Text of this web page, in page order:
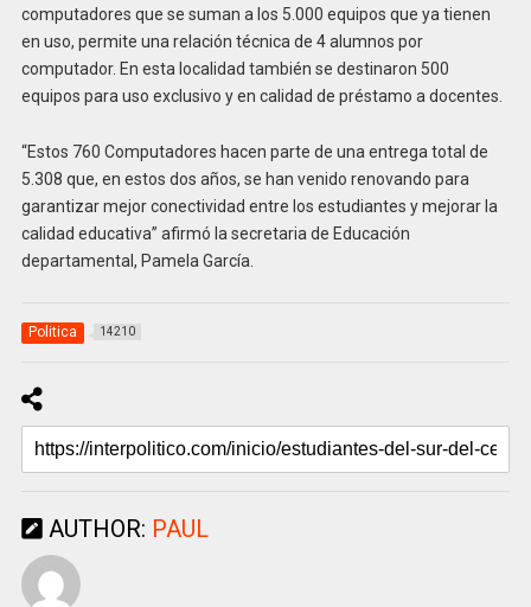
computadores que se suman a los 5.000 equipos que ya tienen
en uso, permite una relación técnica de 4 alumnos por
computador. En esta localidad también se destinaron 500
equipos para uso exclusivo y en calidad de préstamo a docentes.
“Estos 760 Computadores hacen parte de una entrega total de
5.308 que, en estos dos años, se han venido renovando para
garantizar mejor conectividad entre los estudiantes y mejorar la
calidad educativa” afirmó la secretaria de Educación
departamental, Pamela García.
Politica 14210
AUTHOR: PAUL